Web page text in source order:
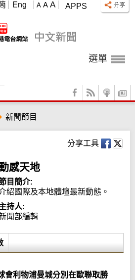
APPS
A A A
Eng
選單
新聞節目
分享工具
感天地
目簡介:
紹國際及本地體壇最新動態。
持人:
聞部編輯
會利物浦曼城分別在歐聯取勝